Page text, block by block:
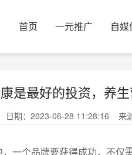
首页 一元推广 自媒
是最好的投资，养
日期：2023-06-28 11:28:16 来
一个品牌要获得成功，不仅